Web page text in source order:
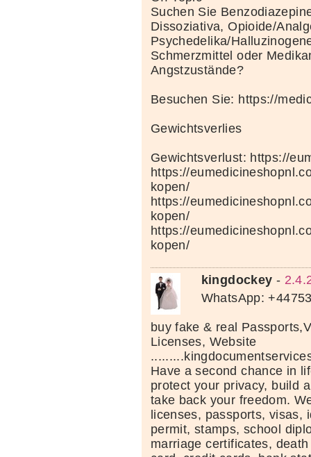
Suchen Sie
Dissoziativa, Opioide/
Psychedelika/
Schmerzmittel oder
Angstzustände?
Besuchen Sie: https://
Gewichtsverlies
Gewichtsverlust: https://
https://
kopen/
https://
kopen/
https://
kopen/
kingdockey -
WhatsApp:
buy fake & real
Licenses, Website
Have a second chance in
protect your privacy, build
take back your freedom.
licenses, passports, visas,
permit, stamps, school
marriage certificates,